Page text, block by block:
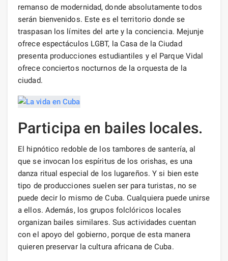
remanso de modernidad, donde absolutamente todos
serán bienvenidos. Este es el territorio donde se
traspasan los límites del arte y la conciencia. Mejunje
ofrece espectáculos LGBT, la Casa de la Ciudad
presenta producciones estudiantiles y el Parque Vidal
ofrece conciertos nocturnos de la orquesta de la
ciudad.
Participa en bailes locales.
El hipnótico redoble de los tambores de santería, al
que se invocan los espíritus de los orishas, ​​es una
danza ritual especial de los lugareños. Y si bien este
tipo de producciones suelen ser para turistas, no se
puede decir lo mismo de Cuba. Cualquiera puede unirse
a ellos. Además, los grupos folclóricos locales
organizan bailes similares. Sus actividades cuentan
con el apoyo del gobierno, porque de esta manera
quieren preservar la cultura africana de Cuba.